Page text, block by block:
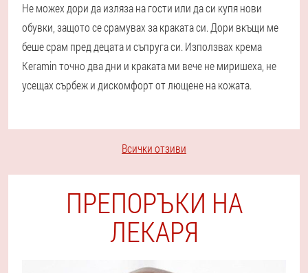
Не можех дори да изляза на гости или да си купя нови
обувки, защото се срамувах за краката си. Дори вкъщи ме
беше срам пред децата и съпруга си. Използвах крема
Keramin точно два дни и краката ми вече не миришеха, не
усещах сърбеж и дискомфорт от лющене на кожата.
Всички отзиви
ПРЕПОРЪКИ НА
ЛЕКАРЯ